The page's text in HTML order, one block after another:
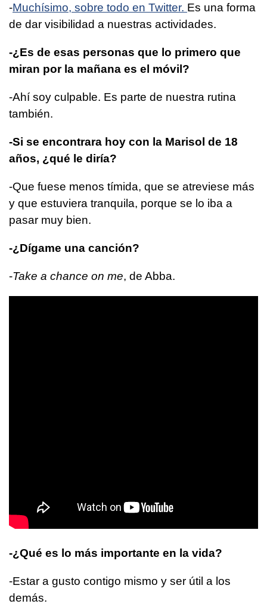
-Muchísimo, sobre todo en Twitter. Es una forma
de dar visibilidad a nuestras actividades.
-¿Es de esas personas que lo primero que
miran por la mañana es el móvil?
-Ahí soy culpable. Es parte de nuestra rutina
también.
-Si se encontrara hoy con la Marisol de 18
años, ¿qué le diría?
-Que fuese menos tímida, que se atreviese más
y que estuviera tranquila, porque se lo iba a
pasar muy bien.
-¿Dígame una canción?
-Take a chance on me, de Abba.
-¿Qué es lo más importante en la vida?
-Estar a gusto contigo mismo y ser útil a los
demás.